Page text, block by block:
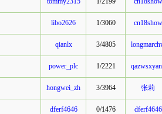
libo2626 1/3060 cn18show
qianlx 3/4805
power_plc 1/2221
hongwei_zh 3/3964 张莉
dferf4646 0/1476 dferf4646